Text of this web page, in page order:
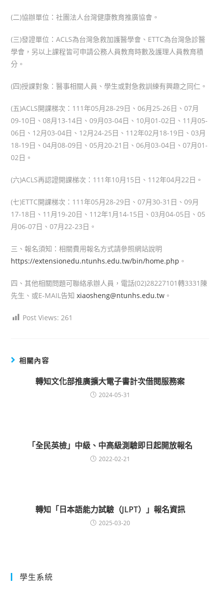
(二)協辦單位：社團法人台灣健康教育推廣協會。
(三)發證單位：ACLS為台灣急救加護醫學會、ETTC為台灣急診醫
學會，另以上課程皆可申請公務人員教育時數及護理人員教育積
分。
(四)授課對象：醫事相關人員、學生或對急救訓練有興趣之同仁。
(五)ACLS開課梯次：111年05月28-29日、06月25-26日、07月
09-10日、08月13-14日、09月03-04日、10月01-02日、11月05-
06日、12月03-04日、12月24-25日、112年02月18-19日、03月
18-19日、04月08-09日、05月20-21日、06月03-04日、07月01-
02日。
(六)ACLS再認證開課梯次：111年10月15日、112年04月22日。
(七)ETTC開課梯次：111年05月28-29日、07月30-31日、09月
17-18日、11月19-20日、112年1月14-15日、03月04-05日、05
月06-07日、07月22-23日。
三、報名須知：相關費用報名方式請參照網站說明
https://extensionedu.ntunhs.edu.tw/bin/home.php 。
四、其他相關問題可聯絡承辦人員，電話(02)28227101轉3331陳
先生、或E-MAIL告知xiaosheng@ntunhs.edu.tw 。
Post Views: 261
相關內容
轉知文化部推廣擴大電子書計次借閱服務案
2024-05-31
「全民英檢」中級、中高級測驗即日起開放報名
2022-02-21
轉知「日本語能力試驗（JLPT）」報名資訊
2025-03-20
學生系統